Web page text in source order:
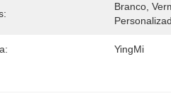
Branco,
YingMi